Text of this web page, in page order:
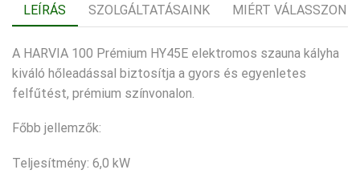
LEÍRÁS SZOLGÁLTATÁSAINK MIÉRT VÁLASSZON
A HARVIA 100 Prémium HY45E elektromos szauna kályha
kiváló hőleadással biztosítja a gyors és egyenletes
felfűtést, prémium színvonalon.
Főbb jellemzők:
Teljesítmény: 6,0 kW